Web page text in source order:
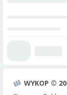
WYKOP ©